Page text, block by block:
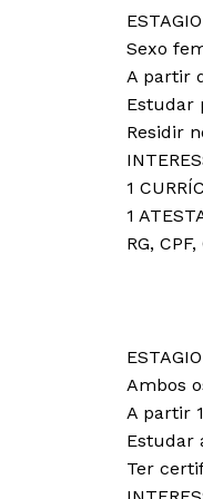
Sexo
A partir
Estudar
Residir
1
1
RG,
Ambos
A partir
Estudar
Ter